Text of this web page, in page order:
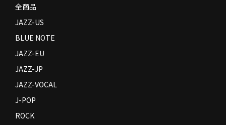
全商品
JAZZ-US
BLUE NOTE
JAZZ-EU
JAZZ-JP
JAZZ-VOCAL
J-POP
ROCK